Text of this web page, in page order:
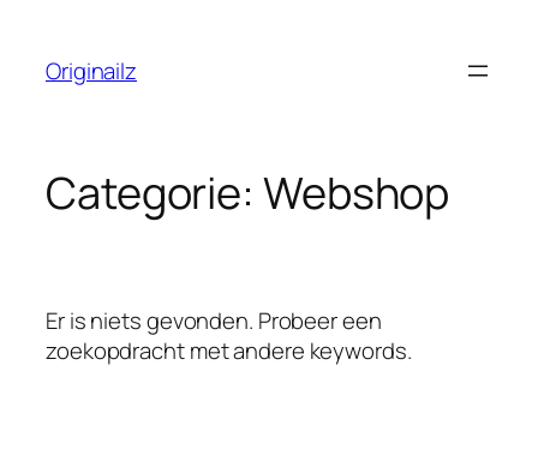
Originailz
Categorie: Webshop
Er is niets gevonden. Probeer een
zoekopdracht met andere keywords.